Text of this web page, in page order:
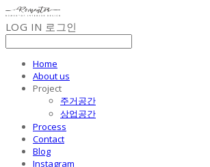
LOG IN 로그인
Home
About us
Project
주거공간
상업공간
Process
Contact
Blog
Instagram